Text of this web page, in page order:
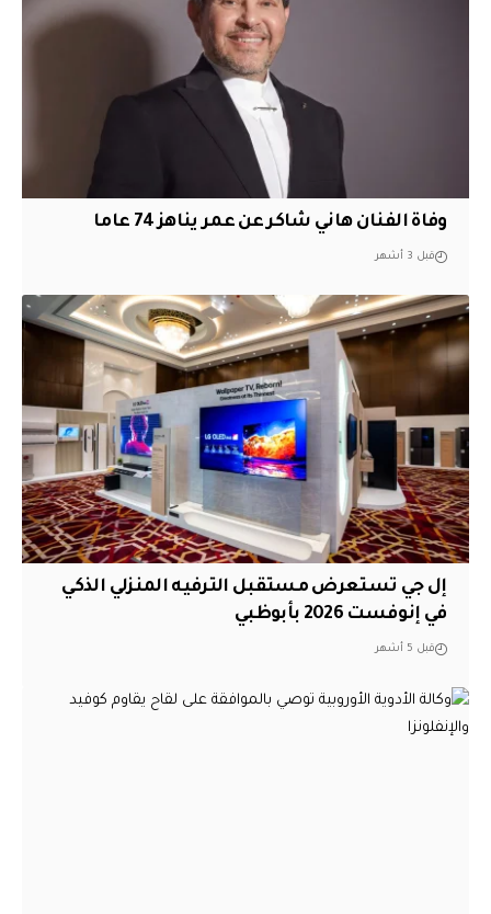
وفاة الفنان هاني شاكر عن عمر يناهز 74 عاما
قبل 3 أشهر
إل جي تستعرض مستقبل الترفيه المنزلي الذكي
في إنوفست 2026 بأبوظبي
قبل 5 أشهر